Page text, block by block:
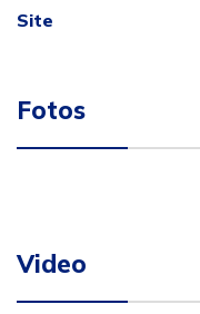
Site
Fotos
Video